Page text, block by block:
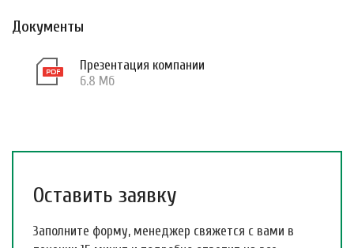
Документы
Презентация компании
6.8 Мб
Оставить заявку
Заполните форму, менеджер свяжется с вами в